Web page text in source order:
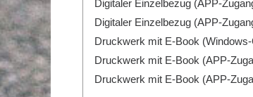
Digitaler Einzelbezug (APP-
Digitaler Einzelbezug (APP-
Druckwerk mit E-Book
Druckwerk mit E-Book (APP-
Druckwerk mit E-Book (APP-